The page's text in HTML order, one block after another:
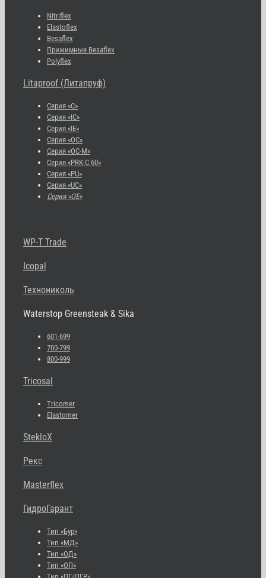
Nitriflex
Elastoflex
Besaflex
Прижимные Besaflex
Polyflex
Litaproof (Литапруф)
Серия «С»
Серия «IC»
Серия «IE»
Серия «OC»
Серия «OC-M»
Серия «PRK-C 60»
Серия «PU»
Серия «UC»
Серия «OE»
WP-T Trade
Icopal
Технониколь
Waterstop Greensteak & Sika
601-699
700-799
800-999
Tricosal
Tricomer
Elastomer
StekloX
Рекс
Masterflex
ГидроГарант
Тип «Бур»
Тип «МД»
Тип «ОД»
Тип «ОП»